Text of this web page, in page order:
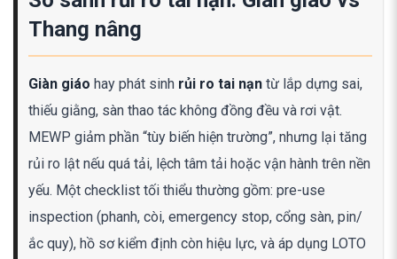
Thang nâng
Giàn giáo hay phát sinh rủi ro tai nạn từ lắp dựng sai,
thiếu giằng, sàn thao tác không đồng đều và rơi vật.
MEWP giảm phần “tùy biến hiện trường”, nhưng lại tăng
rủi ro lật nếu quá tải, lệch tâm tải hoặc vận hành trên nền
yếu. Một checklist tối thiểu thường gồm: pre-use
inspection (phanh, còi, emergency stop, cổng sàn, pin/
ắc quy), hồ sơ kiểm định còn hiệu lực, và áp dụng LOTO